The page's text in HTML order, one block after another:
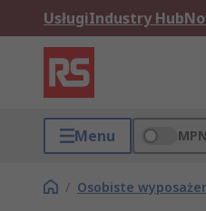
UsługiIndustry Hub
Menu MPN
/ Osobiste